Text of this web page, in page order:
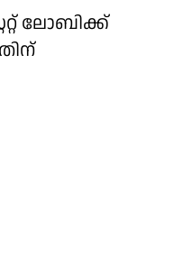
ലോബിക്ക്